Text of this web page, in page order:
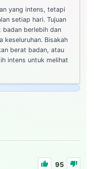
yang intens, tetapi
setiap hari. Tujuan
badan berlebih dan
keseluruhan. Bisakah
berat badan, atau
intens untuk melihat
95